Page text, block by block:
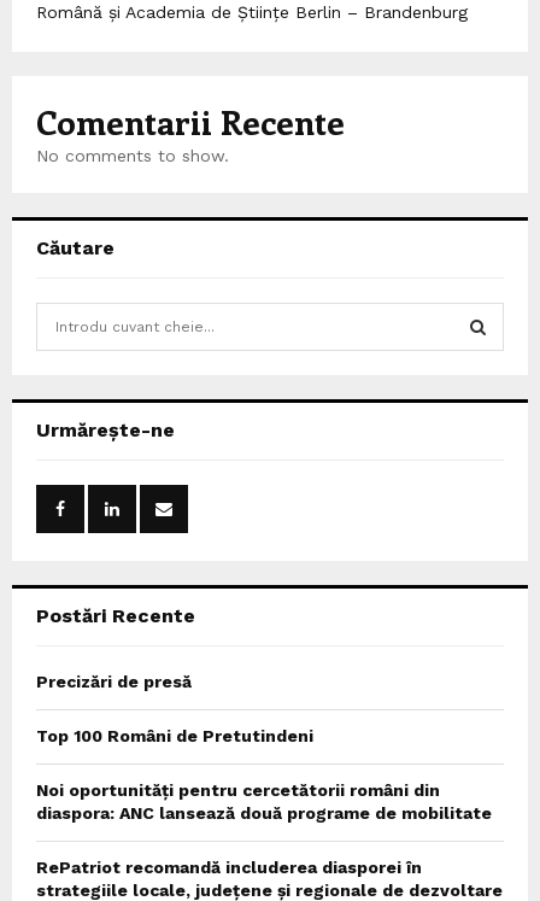
Română și Academia de Științe Berlin – Brandenburg
Comentarii Recente
No comments to show.
Căutare
h
o
Urmărește-ne
Postări Recente
Precizări de presă
Top 100 Români de Pretutindeni
Noi oportunități pentru cercetătorii români din
diaspora: ANC lansează două programe de mobilitate
RePatriot recomandă includerea diasporei în
strategiile locale, județene și regionale de dezvoltare